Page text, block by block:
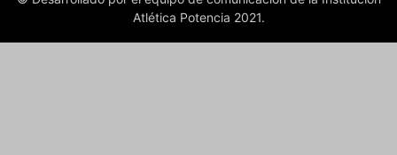
Atlética Potencia 2021.